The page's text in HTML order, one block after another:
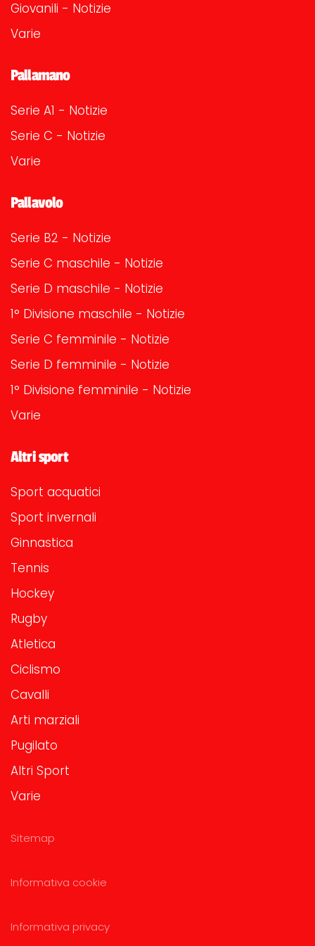
Giovanili - Notizie
Varie
Pallamano
Serie A1 - Notizie
Serie C - Notizie
Varie
Pallavolo
Serie B2 - Notizie
Serie C maschile - Notizie
Serie D maschile - Notizie
1° Divisione maschile - Notizie
Serie C femminile - Notizie
Serie D femminile - Notizie
1° Divisione femminile - Notizie
Varie
Altri sport
Sport acquatici
Sport invernali
Ginnastica
Tennis
Hockey
Rugby
Atletica
Ciclismo
Cavalli
Arti marziali
Pugilato
Altri Sport
Varie
Sitemap
Informativa cookie
Informativa privacy